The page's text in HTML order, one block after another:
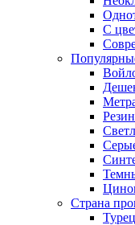
С
Страна